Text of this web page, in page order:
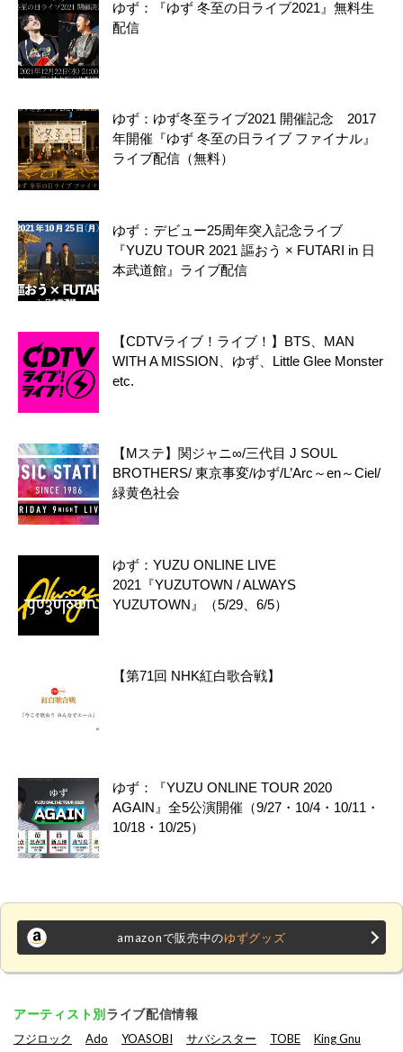
ゆず：『ゆず 冬至の日ライブ2021』無料生
配信
ゆず：ゆず冬至ライブ2021 開催記念 2017
年開催『ゆず 冬至の日ライブ ファイナル』
ライブ配信（無料）
ゆず：デビュー25周年突入記念ライブ
『YUZU TOUR 2021 謳おう × FUTARI in 日
本武道館』ライブ配信
【CDTVライブ！ライブ！】BTS、MAN
WITH A MISSION、ゆず、Little Glee Monster
etc.
【Mステ】関ジャニ∞/三代目 J SOUL
BROTHERS/ 東京事変/ゆず/L’Arc～en～Ciel/
緑黄色社会
ゆず：YUZU ONLINE LIVE
2021『YUZUTOWN / ALWAYS
YUZUTOWN』（5/29、6/5）
【第71回 NHK紅白歌合戦】
ゆず：『YUZU ONLINE TOUR 2020
AGAIN』全5公演開催（9/27・10/4・10/11・
10/18・10/25）
amazonで販売中のゆずグッズ
アーティスト別ライブ配信情報
フジロック Ado YOASOBI サバシスター TOBE
King Gnu